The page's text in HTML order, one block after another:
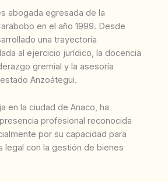
abogada egresada de la
en el año 1999. Desde
una trayectoria
al ejercicio jurídico, la docencia
gremial y la asesoría
Anzoátegui.
en la ciudad de Anaco, ha
profesional reconocida
por su capacidad para
legal con la gestión de bienes